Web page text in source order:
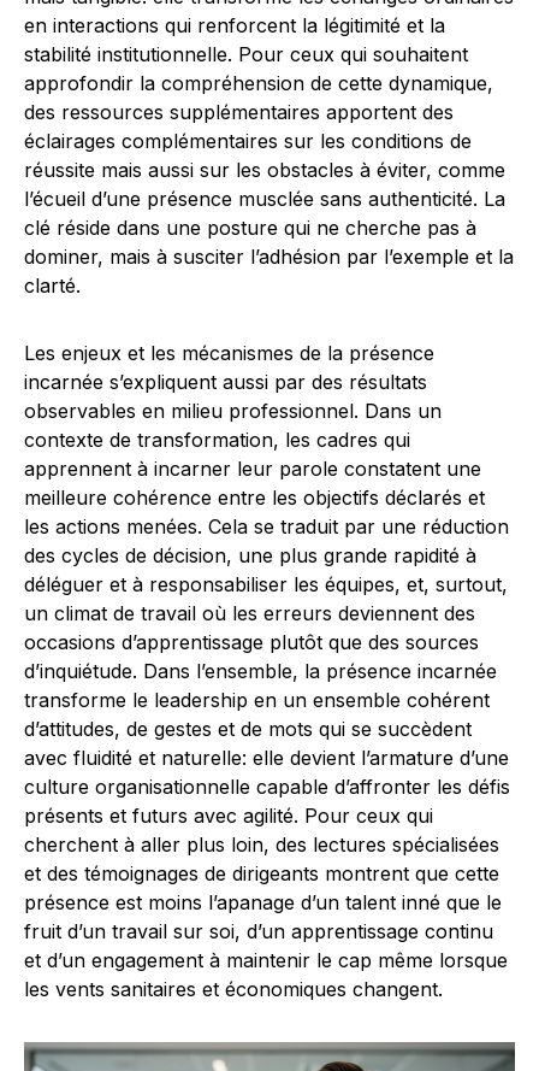
en interactions qui renforcent la légitimité et la
stabilité institutionnelle. Pour ceux qui souhaitent
approfondir la compréhension de cette dynamique,
des ressources supplémentaires apportent des
éclairages complémentaires sur les conditions de
réussite mais aussi sur les obstacles à éviter, comme
l’écueil d’une présence musclée sans authenticité. La
clé réside dans une posture qui ne cherche pas à
dominer, mais à susciter l’adhésion par l’exemple et la
clarté.
Les enjeux et les mécanismes de la présence
incarnée s’expliquent aussi par des résultats
observables en milieu professionnel. Dans un
contexte de transformation, les cadres qui
apprennent à incarner leur parole constatent une
meilleure cohérence entre les objectifs déclarés et
les actions menées. Cela se traduit par une réduction
des cycles de décision, une plus grande rapidité à
déléguer et à responsabiliser les équipes, et, surtout,
un climat de travail où les erreurs deviennent des
occasions d’apprentissage plutôt que des sources
d’inquiétude. Dans l’ensemble, la présence incarnée
transforme le leadership en un ensemble cohérent
d’attitudes, de gestes et de mots qui se succèdent
avec fluidité et naturelle: elle devient l’armature d’une
culture organisationnelle capable d’affronter les défis
présents et futurs avec agilité. Pour ceux qui
cherchent à aller plus loin, des lectures spécialisées
et des témoignages de dirigeants montrent que cette
présence est moins l’apanage d’un talent inné que le
fruit d’un travail sur soi, d’un apprentissage continu
et d’un engagement à maintenir le cap même lorsque
les vents sanitaires et économiques changent.